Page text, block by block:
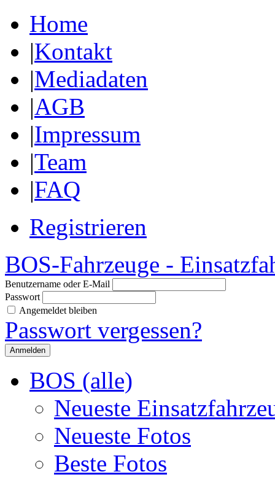
Home
|Kontakt
|Mediadaten
|AGB
|Impressum
|Team
|FAQ
Registrieren
BOS-Fahrzeuge -
Benutzername oder E-Mail
Passwort
Angemeldet bleiben
Passwort vergessen?
BOS (alle)
Neueste
Neueste Fotos
Beste Fotos